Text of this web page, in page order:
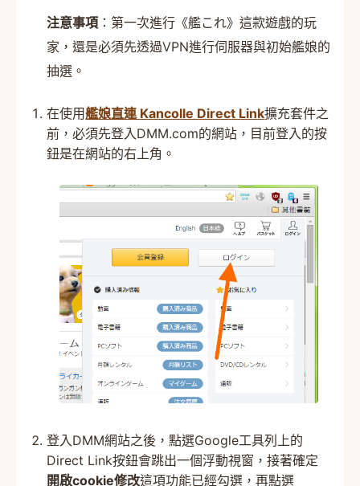
注意事項 ：第一次進行《艦これ》這款遊戲的玩
家，還是必須先透過VPN進行伺服器與初始艦娘的
抽選。
在使用艦娘直連 Kancolle Direct Link擴充套件之
前，必須先登入DMM.com的網站，目前登入的按
鈕是在網站的右上角。
登入DMM網站之後，點選Google工具列上的
Direct Link按鈕會跳出一個浮動視窗，接著確定
開啟cookie修改這項功能已經勾選，再點選